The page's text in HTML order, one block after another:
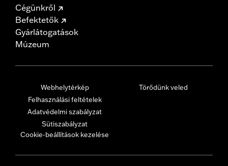
Cégünkről
Befektetők
Gyárlátogatások
Múzeum
Webhelytérkép
Felhasználási feltételek
Adatvédelmi szabályzat
Sütiszabályzat
Cookie-beállítások kezelése
Törődünk veled